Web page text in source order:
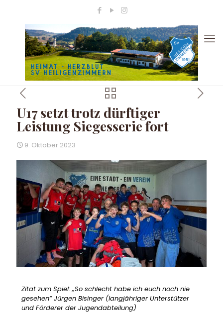
U17 setzt trotz dürftiger
Leistung Siegesserie fort
9. Oktober 2023
Zitat zum Spiel: „So schlecht habe ich euch noch nie
gesehen“ Jürgen Bisinger (langjähriger Unterstützer
und Förderer der Jugendabteilung)